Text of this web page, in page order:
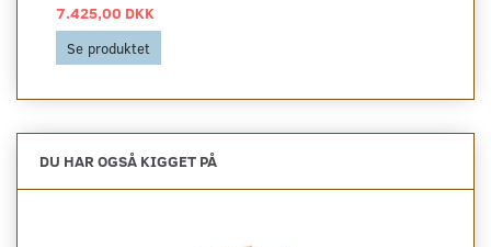
7.425,00 DKK
Se produktet
DU HAR OGSÅ KIGGET PÅ